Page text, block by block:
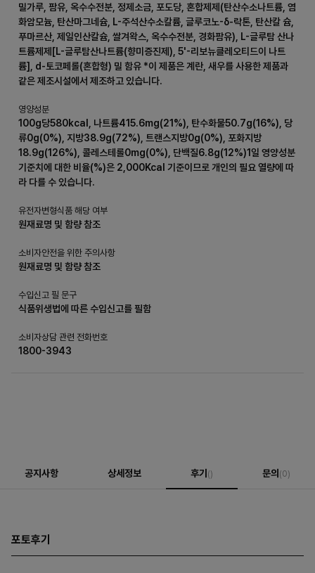
밀가루, 팜유, 옥수수전분, 정제소금, 포도당, 혼합제제(탄산수소나트륨, 염
화암모늄, 탄산마그네슘, L-주석산수소칼륨, 글루코노-δ-락톤, 탄산칼 슘,
푸마르산, 제일인산칼슘, 쌀겨왁스, 옥수수전분, 경화팜유), L-글루탐 산나
트륨제제[L-글루탐산나트륨(향미증진제), 5'-리보뉴클레오티드이 나트
륨], d-토코페롤(혼합형) 밀 함유 *이 제품은 계란, 새우를 사용한 제품과
같은 제조시설에서 제조하고 있습니다.
영양성분
100g당580kcal, 나트륨415.6mg(21%), 탄수화물50.7g(16%), 당
류0g(0%), 지방38.9g(72%), 트랜스지방0g(0%), 포화지방
18.9g(126%), 콜레스테롤0mg(0%), 단백질6.8g(12%)1일 영양성분
기준치에 대한 비율(%)은 2,000Kcal 기준이므로 개인의 필요 열량에 따
라 다를 수 있습니다.
유전자변형식품 해당 여부
원재료명 및 함량 참조
소비자안전을 위한 주의사항
원재료명 및 함량 참조
수입신고 필 문구
식품위생법에 따른 수입신고를 필함
소비자상담 관련 전화번호
1800-3943
공지사항 상세정보 후기() 문의(0)
포토후기